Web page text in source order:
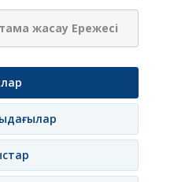
жасау Ережесі